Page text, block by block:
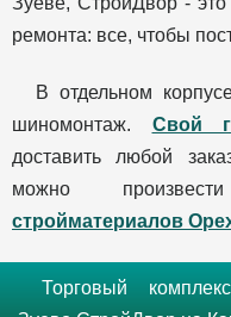
ремонта: все, чтобы
В отдельном
шиномонтаж. Свой
доставить любой
можно
стройматериалов
Торговый